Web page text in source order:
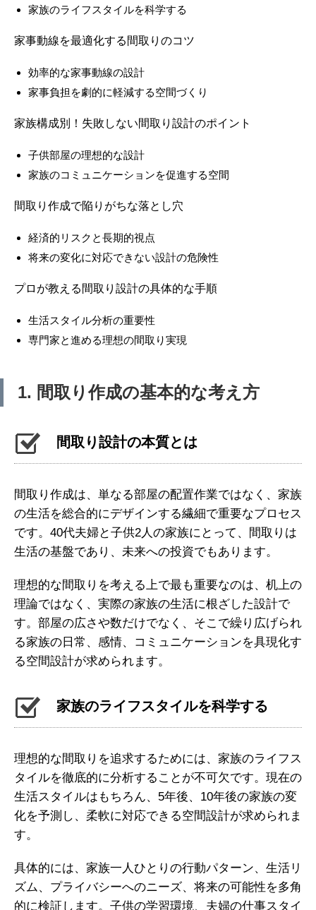
家族のライフスタイルを科学する
家事動線を最適化する間取りのコツ
効率的な家事動線の設計
家事負担を劇的に軽減する空間づくり
家族構成別！失敗しない間取り設計のポイント
子供部屋の理想的な設計
家族のコミュニケーションを促進する空間
間取り作成で陥りがちな落とし穴
経済的リスクと長期的視点
将来の変化に対応できない設計の危険性
プロが教える間取り設計の具体的な手順
生活スタイル分析の重要性
専門家と進める理想の間取り実現
1. 間取り作成の基本的な考え方
間取り設計の本質とは
間取り作成は、単なる部屋の配置作業ではなく、家族
の生活を総合的にデザインする繊細で重要なプロセス
です。40代夫婦と子供2人の家族にとって、間取りは
生活の基盤であり、未来への投資でもあります。
理想的な間取りを考える上で最も重要なのは、机上の
理論ではなく、実際の家族の生活に根ざした設計で
す。部屋の広さや数だけでなく、そこで繰り広げられ
る家族の日常、感情、コミュニケーションを具現化す
る空間設計が求められます。
家族のライフスタイルを科学する
理想的な間取りを追求するためには、家族のライフス
タイルを徹底的に分析することが不可欠です。現在の
生活スタイルはもちろん、5年後、10年後の家族の変
化を予測し、柔軟に対応できる空間設計が求められま
す。
具体的には、家族一人ひとりの行動パターン、生活リ
ズム、プライバシーへのニーズ、将来の可能性を多角
的に検証します。子供の学習環境、夫婦の仕事スタイ